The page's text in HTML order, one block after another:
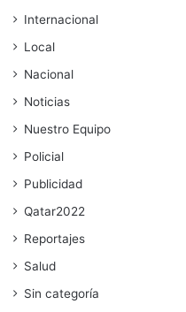
Internacional
Local
Nacional
Noticias
Nuestro Equipo
Policial
Publicidad
Qatar2022
Reportajes
Salud
Sin categoría